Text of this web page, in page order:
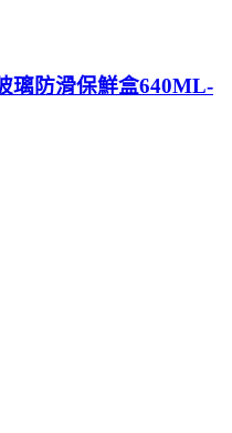
璃防滑保鮮盒640ML-